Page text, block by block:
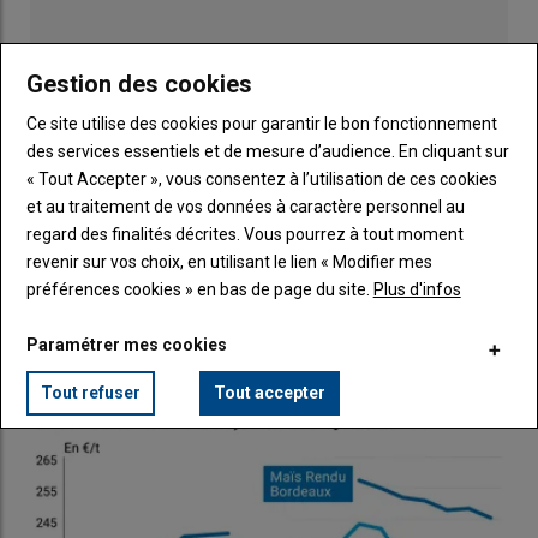
rapport à l’an dernier.
Dans l'Union européenne, le marché a noté le report d'un an de
l'application du règlement sur la déforestation dans l'UE
(RDUE ).
conventionnels atteignent le niveau de ceux du lin bio.
Karine Floquet
Protéagineux
Marché en manque d'offre
Les prix du pois (jaune et fourrager) ont peu évolué cette
semaine, entre le 19 et le 26 novembre, sur un marché
étale en manque d'offre. Le pois fourrager en départ
Marne et départ Côte d'Or est nominalement coté à 240
LES PLUS LUS
Gestion des cookies
Ce site utilise des cookies pour garantir le bon fonctionnement
des services essentiels et de mesure d’audience. En cliquant sur
« Tout Accepter », vous consentez à l’utilisation de ces cookies
et au traitement de vos données à caractère personnel au
regard des finalités décrites. Vous pourrez à tout moment
revenir sur vos choix, en utilisant le lien « Modifier mes
préférences cookies » en bas de page du site. Plus d'infos
Paramétrer mes cookies
Tout refuser Tout accepter